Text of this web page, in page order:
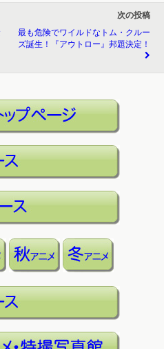
次の投稿
最も危険でワイルドなトム・クルー
ズ誕生！『アウトロー』邦題決定！